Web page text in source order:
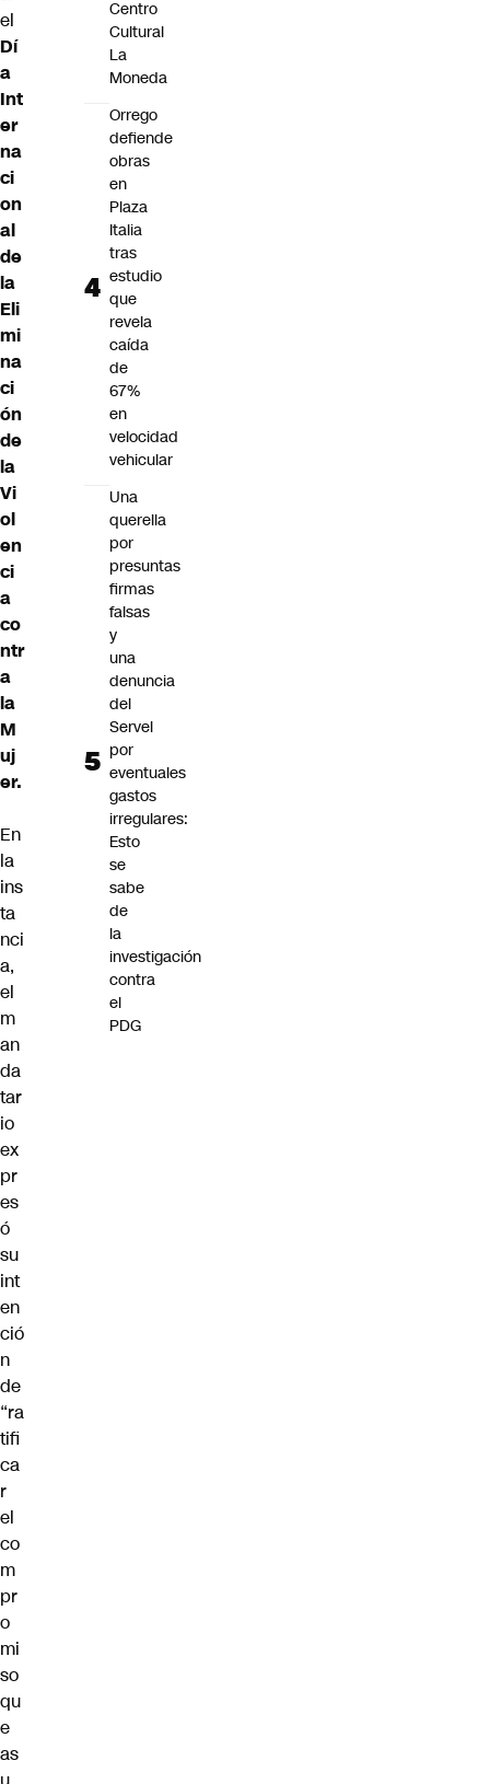
el
Dí
a
Int
er
na
ci
on
al
de
la
Eli
mi
na
ci
ón
de
la
Vi
ol
en
ci
a
co
ntr
a
la
M
uj
er.
En
la
ins
ta
nci
a,
el
m
an
da
tar
io
ex
pr
es
ó
su
int
en
ció
n
de
“ra
tifi
ca
r
el
co
m
pr
o
mi
so
qu
e
as
Centro
Cultural
La
Moneda
Orrego
defiende
obras
en
Plaza
Italia
tras
estudio
que
revela
caída
de
67%
en
velocidad
vehicular
Una
querella
por
presuntas
firmas
falsas
y
una
denuncia
del
Servel
por
eventuales
gastos
irregulares:
Esto
se
sabe
de
la
investigación
contra
el
PDG